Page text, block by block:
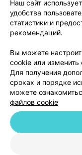
© 2026 ООО «Артокс
Наш сайт
удобства
статистики и
рекомендаций.
Вы можете
cookie или изменить
Для получения
сроках и порядке
можете
файлов cookie